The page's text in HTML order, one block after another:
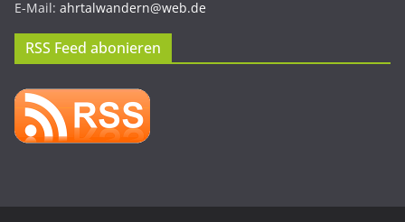
E-Mail: ahrtalwandern@web.de
RSS Feed abonieren